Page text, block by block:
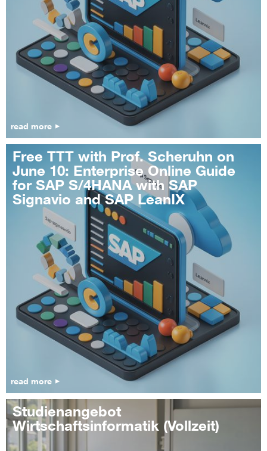
read more
Free TTT with Prof. Scheruhn on
June 10: Enterprise Online Guide
for SAP S/4HANA with SAP
Signavio and SAP LeanIX
read more
Studienangebot
Wirtschaftsinformatik (Vollzeit)